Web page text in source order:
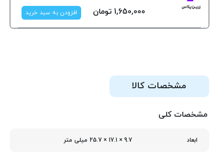
1,650,000 تومان افزودن به سبد خرید
مشخصات کالا
مشخصات کلی
ابعاد 9.7 × 17.1 × 25.7 میلی‌ متر